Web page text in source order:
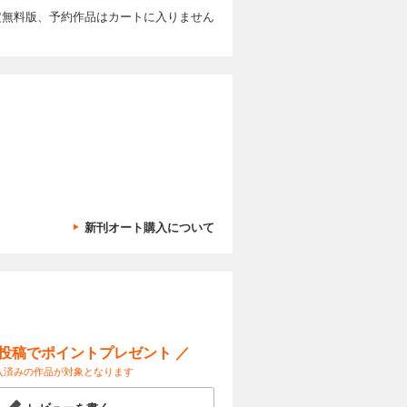
CEメ
アーカ
ディが
、シグ
ルニと
ィール
パレッ
しよ
ませ
らしい
ー・ジ
ンスで
仕事が私
ワイ
イ！ヘ
ません
見つけ
ら。村井
まどか
れる可
カートに入れる
試し読み
料版、予約作品はカートに入りません
新刊オート購入について
稿でポイントプレゼント ／
済みの作品が対象となります